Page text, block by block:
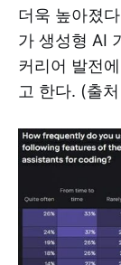
더욱 높아졌
가 생성형 AI
커리어 발전
고 한다. (출